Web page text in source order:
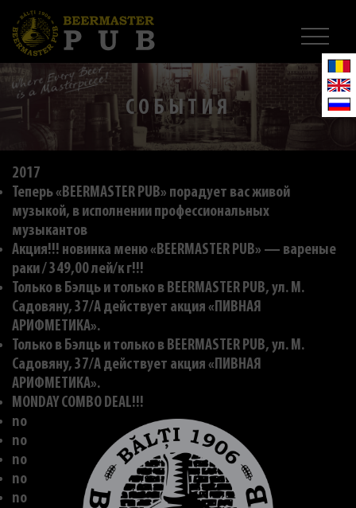
СОБЫТИЯ
2017
Теперь «BEERMASTER PUB» порадует вас живой
музыкой, в исполнении профессиональных
музыкантов
Акция!!! новинка меню «BEERMASTER PUB» — вареные
раки / 349,00 лей/к г!!!
Только в Бэлць и только в BEERMASTER PUB, ул. M.
Садовяну, 37/A действует акция «ПИВНАЯ
АРИФМЕТИКА».
Только в Бэлць и только в BEERMASTER PUB, ул. M.
Садовяну, 37/A действует акция «ПИВНАЯ
АРИФМЕТИКА».
MONDAY COMBO DEAL!!!
no
no
no
no
no